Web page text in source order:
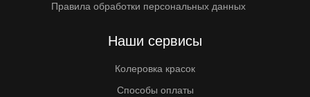
Правила обработки персональных данных
Наши сервисы
Колеровка красок
Способы оплаты